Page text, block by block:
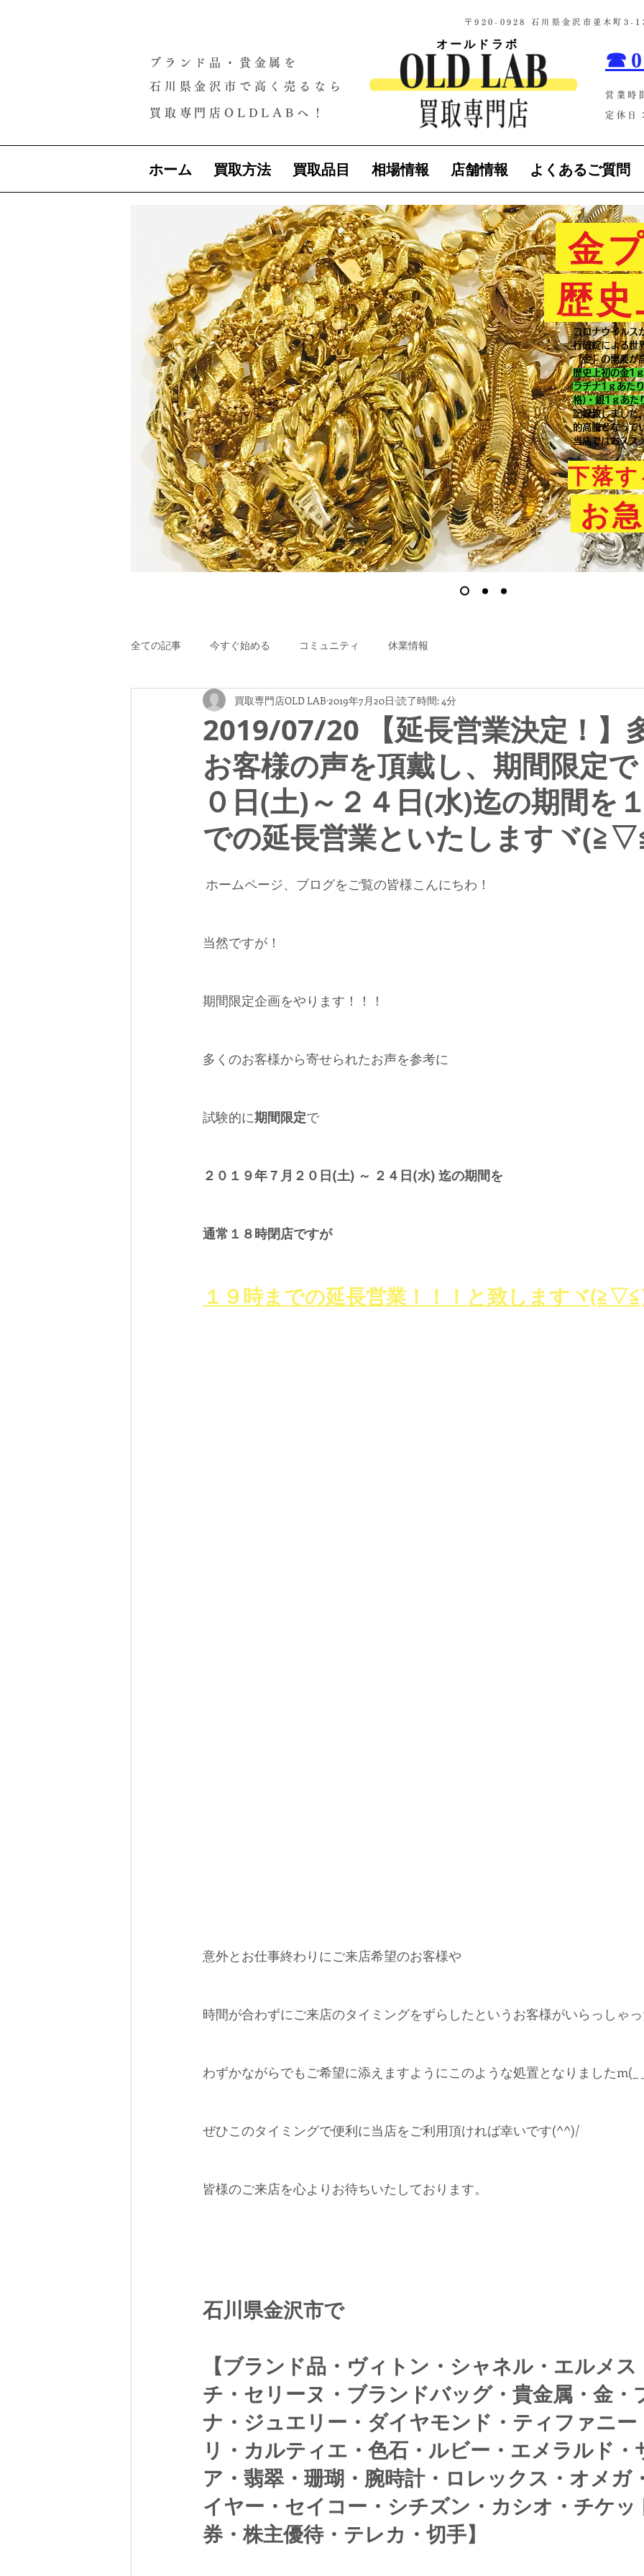
〒920-0928 石川県金沢市並木町3-
ブランド品・貴金属を
石川県金沢市で高く売るなら
買取専門店OLDLABへ！
オールドラボ
営業時
定休日
ホーム 買取方法 買取品目 相場情報 店舗情報 よくあるご質問
金
歴史
コロナウイルス
行破綻による世
「金」の需要が
歴史上初の金1
ラチナ1ｇあたり
格)・銀1ｇあた
記録致しました
的高騰となって
当店ではおスス
下落
お
全ての記事 今すぐ始める コミュニティ 休業情報
2019/07/20 【延長営業決定！】
お客様の声を頂戴し、期間限定
０日(土)～２４日(水)迄の期間を
での延長営業といたしますヾ
買取専門店OLD LAB 2019年7月20日 読了時間: 4分
ホームページ、ブログをご覧の皆様こんにちわ！
当然ですが！
期間限定企画をやります！！！
多くのお客様から寄せられたお声を参考に
試験的に期間限定で
２０１９年７月２０日(土) ～ ２４日(水) 迄の期間を
通常１８時閉店ですが
１９時までの延長営業！！！と致しますヾ
意外とお仕事終わりにご来店希望のお客様や
時間が合わずにご来店のタイミングをずらしたというお客様がいらっしゃ
わずかながらでもご希望に添えますようにこのような処置となりましたm(_
ぜひこのタイミングで便利に当店をご利用頂ければ幸いです(^^)/
皆様のご来店を心よりお待ちいたしております。
石川県金沢市で
【ブランド品・ヴィトン・シャネル・エルメ
チ・セリーヌ・ブランドバッグ・貴金属・金・
ナ・ジュエリー・ダイヤモンド・ティファニー
リ・カルティエ・色石・ルビー・エメラルド・
ア・翡翠・珊瑚・腕時計・ロレックス・オメガ
イヤー・セイコー・シチズン・カシオ・チケッ
券・株主優待・テレカ・切手】